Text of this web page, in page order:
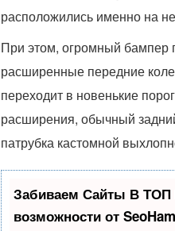
расположились именно на
При этом, огромный бампер
расширенные передние
переходит в новенькие
расширения, обычный
патрубка кастомной
Забиваем Сайты В
возможности от